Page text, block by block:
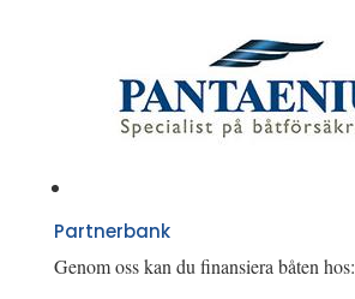
Partnerbank
Genom oss kan du finansiera båten hos: